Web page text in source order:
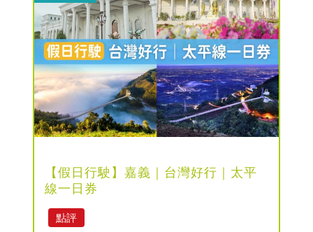
【假日行駛】嘉義｜台灣好行｜太平
線一日券
點評